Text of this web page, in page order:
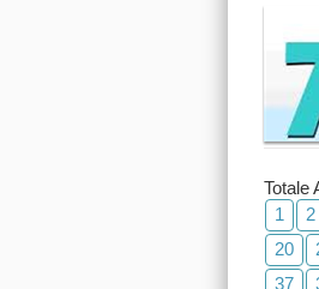
Totale
1
2
20
37